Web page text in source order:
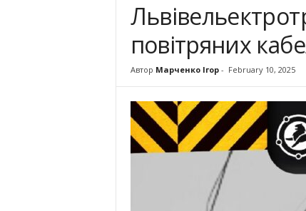
повітряних
Автор Марченко Ігор- February 10, 2025